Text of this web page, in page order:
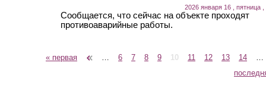
2026 января 16 , пятница ,
Сообщается, что сейчас на объекте проходят
противоаварийные работы.
Страницы« первая 6 7 8 9 10 11 12 13 14